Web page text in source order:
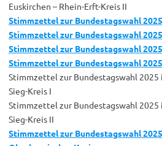
Euskirchen – Rhein-Erft-Kreis II
Stimmzettel zur Bundestagswahl
Stimmzettel zur Bundestagswahl
Stimmzettel zur Bundestagswahl
Stimmzettel zur Bundestagswahl
Stimmzettel zur Bundestagswahl 2025
Sieg-Kreis I
Stimmzettel zur Bundestagswahl 2025
Sieg-Kreis II
Stimmzettel zur Bundestagswahl